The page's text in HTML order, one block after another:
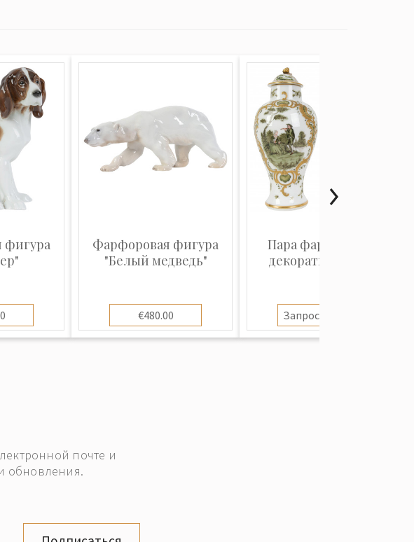
фигура
Фарфоровая фигура
"Белый медведь"
€480.00
Пара фарфоровых
декоративных ваз
Запросить цену
почте и
обновления.